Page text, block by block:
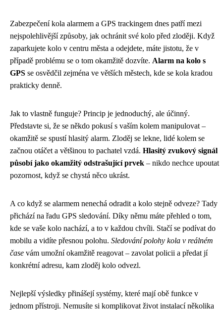
Zabezpečení kola alarmem a GPS trackingem dnes patří mezi
nejspolehlivější způsoby, jak ochránit své kolo před zloději. Když
zaparkujete kolo v centru města a odejdete, máte jistotu, že v
případě problému se o tom okamžitě dozvíte. Alarm na kolo s
GPS se osvědčil zejména ve větších městech, kde se kola kradou
prakticky denně.
Jak to vlastně funguje? Princip je jednoduchý, ale účinný.
Představte si, že se někdo pokusí s vaším kolem manipulovat –
okamžitě se spustí hlasitý alarm. Zloděj se lekne, lidé kolem se
začnou otáčet a většinou to pachatel vzdá. Hlasitý zvukový signál
působí jako okamžitý odstrašující prvek – nikdo nechce upoutat
pozornost, když se chystá něco ukrást.
A co když se alarmem nenechá odradit a kolo stejně odveze? Tady
přichází na řadu GPS sledování. Díky němu máte přehled o tom,
kde se vaše kolo nachází, a to v každou chvíli. Stačí se podívat do
mobilu a vidíte přesnou polohu. Sledování polohy kola v reálném
čase vám umožní okamžitě reagovat – zavolat policii a předat jí
konkrétní adresu, kam zloděj kolo odvezl.
Nejlepší výsledky přinášejí systémy, které mají obě funkce v
jednom přístroji. Nemusíte si komplikovat život instalací několika